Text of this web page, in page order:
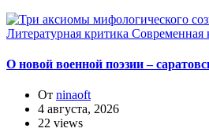
Литературная критика Современная
О новой военной поэзии –
От ninaoft
4 августа, 2026
22 views